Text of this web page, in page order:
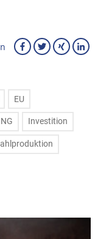
EU
Investition